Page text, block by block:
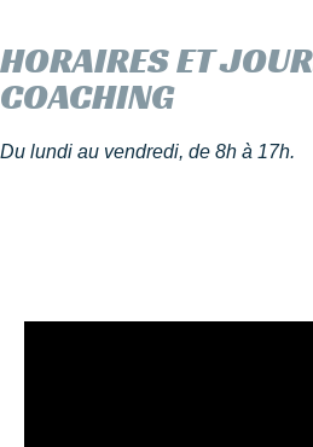
HORAIRES ET
COACHING
Du lundi au vendredi, de 8h à 17h.